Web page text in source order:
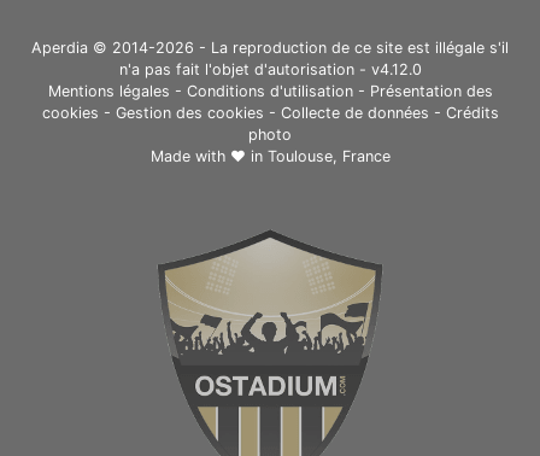
Aperdia © 2014-2026 - La reproduction de ce site est illégale s'il
n'a pas fait l'objet d'autorisation - v4.12.0
Mentions légales - Conditions d'utilisation- Présentation des
cookies - Gestion des cookies - Collecte de données - Crédits
photo
Made with ❤ in Toulouse, France